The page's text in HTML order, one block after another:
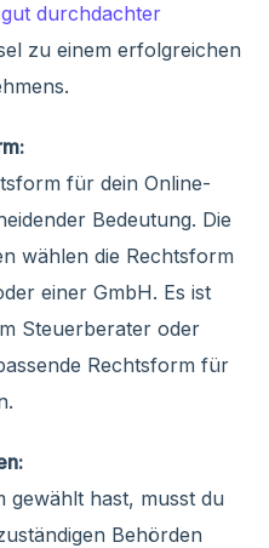
durchdachter
zu einem erfolgreichen
für dein Online-
Bedeutung. Die
wählen die Rechtsform
einer GmbH. Es ist
Steuerberater oder
Rechtsform für
gewählt hast, musst du
Behörden